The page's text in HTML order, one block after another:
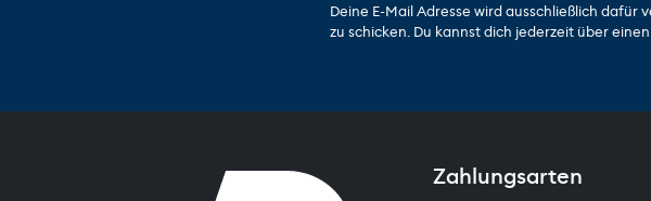
Deine E-Mail Adresse wird ausschließlich
zu schicken. Du kannst dich jederzeit über
Zahlungsarten